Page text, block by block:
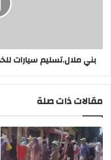
ت
د
م
ن
ت
س
ر
ا
ت
بني ملال.تسليم سيارات
مقالات ذات صلة